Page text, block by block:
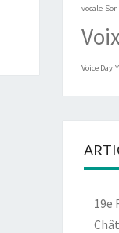
vocale Son
Voice Day
19e